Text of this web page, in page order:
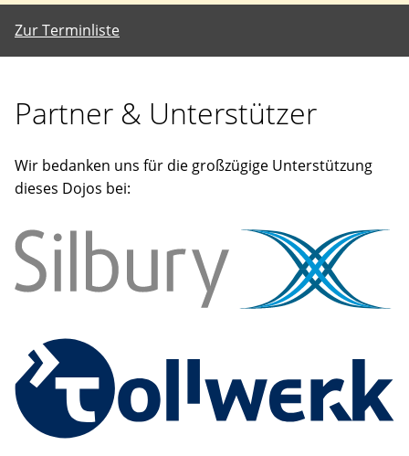
Zur Terminliste
Partner & Unterstützer
Wir bedanken uns für die großzügige Unterstützung
dieses Dojos bei: